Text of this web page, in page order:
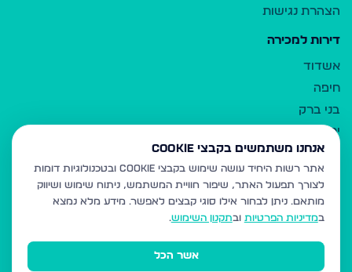
הצהרת נגישות
דירות למכירה
אשדוד
חיפה
בני ברק
ירושלים
אלעד
גבעת זאב
בית שמש
רכסים
מודיעין עילית
אנחנו משתמשים בקבצי Cookie
אתר רשות היחיד עושה שימוש בקבצי Cookie ובטכנולוגיות דומות
לצורך תפעול האתר, שיפור חוויית המשתמש, ניתוח שימוש ושיווק
מותאם. ניתן לבחור אילו סוגי קבצים לאפשר. מידע מלא נמצא
במדיניות הפרטיות ובתקנון השימוש.
אשר הכל